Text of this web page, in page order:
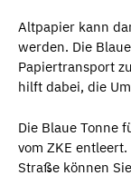
Altpapier kann
werden. Die
Papiertransport
hilft dabei, die
Die Blaue Tonne
vom ZKE
Straße können